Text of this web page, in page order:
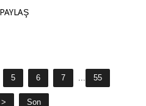
PAYLAŞ
5 6 7 ... 55
Son